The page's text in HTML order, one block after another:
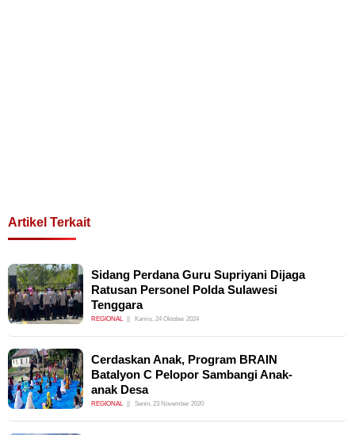
Artikel Terkait
Sidang Perdana Guru Supriyani Dijaga
Ratusan Personel Polda Sulawesi
Tenggara
REGIONAL Kamis, 24 Oktober 2024
Cerdaskan Anak, Program BRAIN
Batalyon C Pelopor Sambangi Anak-
anak Desa
REGIONAL Senin, 23 November 2020